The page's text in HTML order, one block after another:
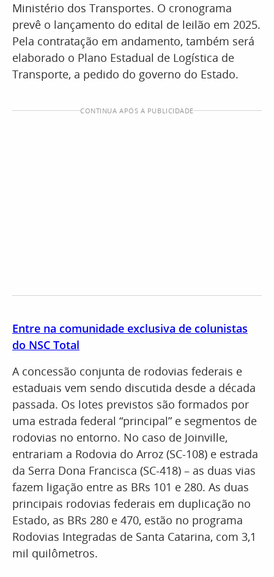
Ministério dos Transportes. O cronograma
prevê o lançamento do edital de leilão em 2025.
Pela contratação em andamento, também será
elaborado o Plano Estadual de Logística de
Transporte, a pedido do governo do Estado.
CONTINUA APÓS A PUBLICIDADE
Entre na comunidade exclusiva de colunistas
do NSC Total
A concessão conjunta de rodovias federais e
estaduais vem sendo discutida desde a década
passada. Os lotes previstos são formados por
uma estrada federal “principal” e segmentos de
rodovias no entorno. No caso de Joinville,
entrariam a Rodovia do Arroz (SC-108) e estrada
da Serra Dona Francisca (SC-418) – as duas vias
fazem ligação entre as BRs 101 e 280. As duas
principais rodovias federais em duplicação no
Estado, as BRs 280 e 470, estão no programa
Rodovias Integradas de Santa Catarina, com 3,1
mil quilômetros.